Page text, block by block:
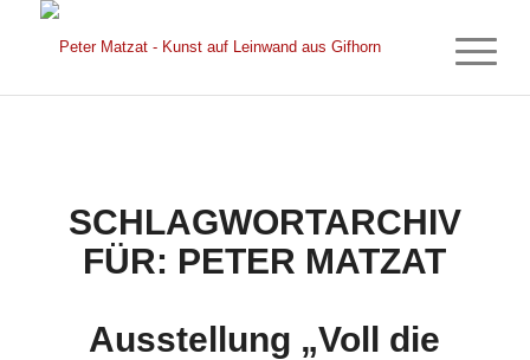
SCHLAGWORTARCHIV
FÜR: PETER MATZAT
Ausstellung „Voll die